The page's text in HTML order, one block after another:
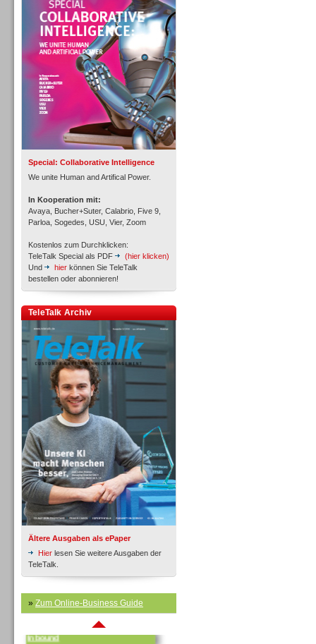
Special: Collaborative Intelligence
We unite Human and Artifical Power.
In Kooperation mit:
Avaya, Bucher+Suter, Calabrio, Five 9,
Parloa, Sogedes, USU, Vier, Zoom
Kostenlos zum Durchklicken:
TeleTalk Special als PDF
(hier klicken)
Und
hier können Sie TeleTalk
bestellen oder abonnieren!
TeleTalk Archiv
Ältere Ausgaben als ePaper
Hier lesen Sie weitere Ausgaben der
TeleTalk.
» Zum Online-Business Guide
Personal
Inbound
Inbound
Inbound
Inbound